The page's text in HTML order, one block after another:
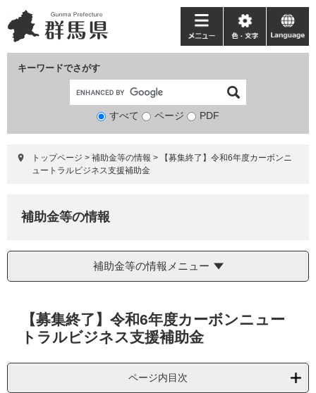
ー
ジ
ニ
ュ
て
キーワードでさがす
検
象
すべて ページ PDF
メ
ニ
ー
色・
文
language
トップページ > 補助金等の情報 >
【募集終了】令和6年度カーボンニ
ュートラルビジネス支援補助金
補助金等の情報
補助金等の情報メニュー
【募集終了】令和6年度カーボンニュー
トラルビジネス支援補助金
ページ内目次